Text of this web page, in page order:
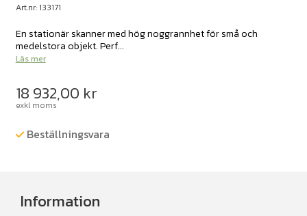
Art.nr: 133171
En stationär skanner med hög noggrannhet för små och
medelstora objekt. Perf...
Läs mer
18 932,00 kr
exkl moms
Beställningsvara
Information